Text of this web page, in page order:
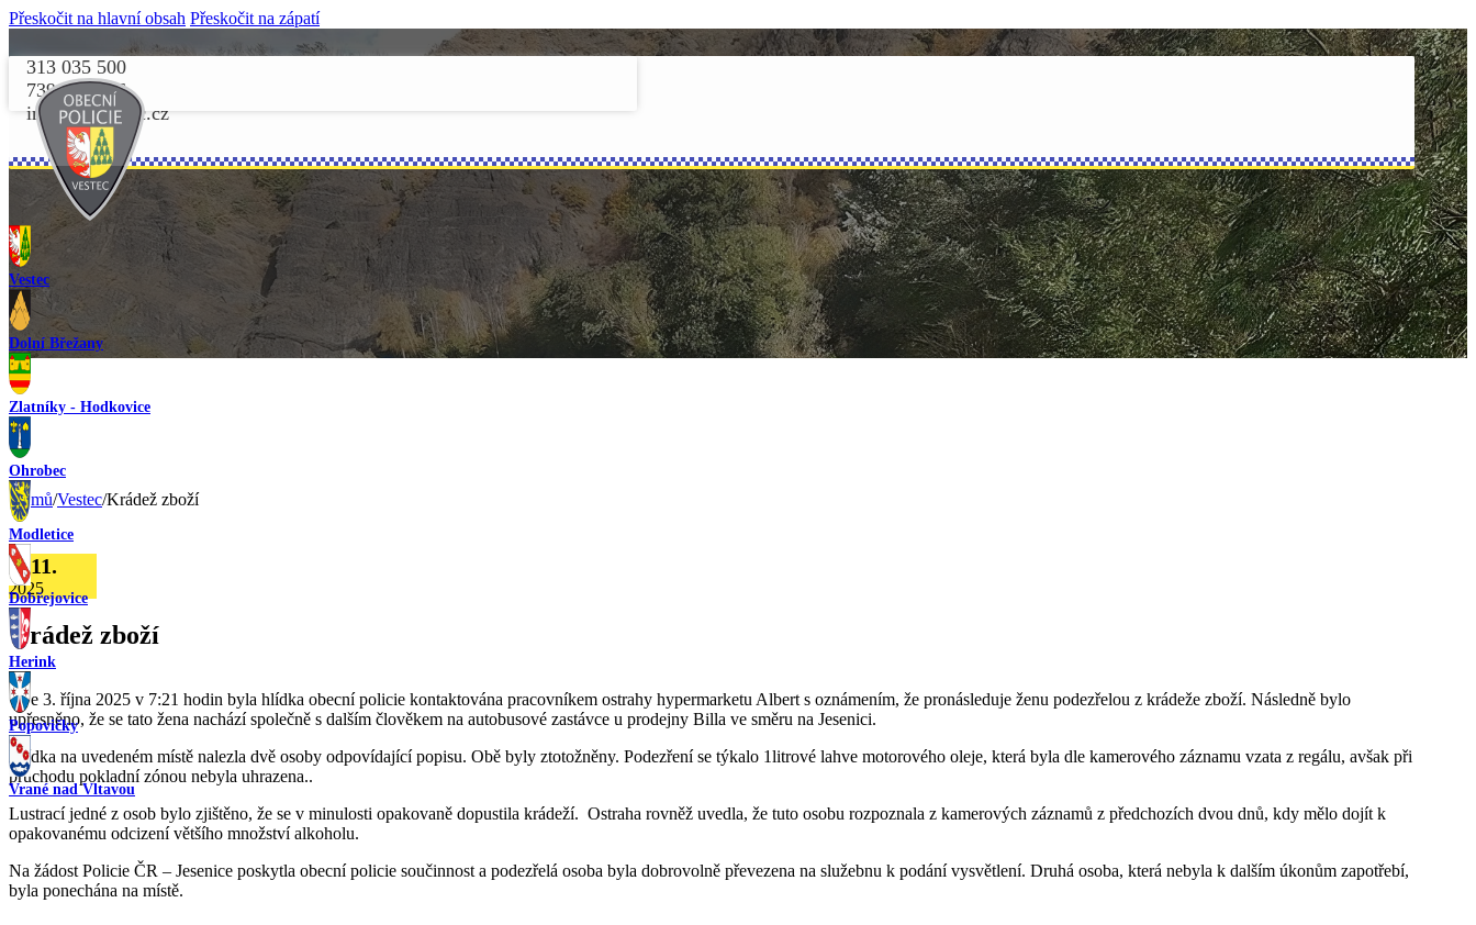
Přeskočit na hlavní obsah Přeskočit na zápatí
313 035 500
739 156 156
info@opvestec.cz
Vestec
Dolní Břežany
Zlatníky - Hodkovice
Ohrobec
Modletice
Dobřejovice
Herink
Popovičky
Vrané nad Vltavou
Domů/Vestec/Krádež zboží
7. 11.
2025
Krádež zboží
Dne 3. října 2025 v 7:21 hodin byla hlídka obecní policie kontaktována pracovníkem ostrahy hypermarketu Albert s oznámením, že pronásleduje ženu podezřelou z krádeže zboží. Následně bylo
upřesněno, že se tato žena nachází společně s dalším člověkem na autobusové zastávce u prodejny Billa ve směru na Jesenici.
Hlídka na uvedeném místě nalezla dvě osoby odpovídající popisu. Obě byly ztotožněny. Podezření se týkalo 1litrové lahve motorového oleje, která byla dle kamerového záznamu vzata z regálu, avšak při
průchodu pokladní zónou nebyla uhrazena..
Lustrací jedné z osob bylo zjištěno, že se v minulosti opakovaně dopustila krádeží. Ostraha rovněž uvedla, že tuto osobu rozpoznala z kamerových záznamů z předchozích dvou dnů, kdy mělo dojít k
opakovanému odcizení většího množství alkoholu.
Na žádost Policie ČR – Jesenice poskytla obecní policie součinnost a podezřelá osoba byla dobrovolně převezena na služebnu k podání vysvětlení. Druhá osoba, která nebyla k dalším úkonům zapotřebí,
byla ponechána na místě.